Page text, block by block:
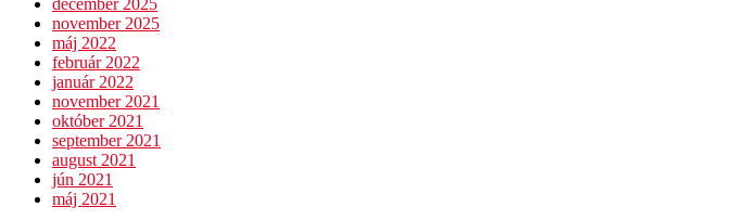
december 2025
november 2025
máj 2022
február 2022
január 2022
november 2021
október 2021
september 2021
august 2021
jún 2021
máj 2021